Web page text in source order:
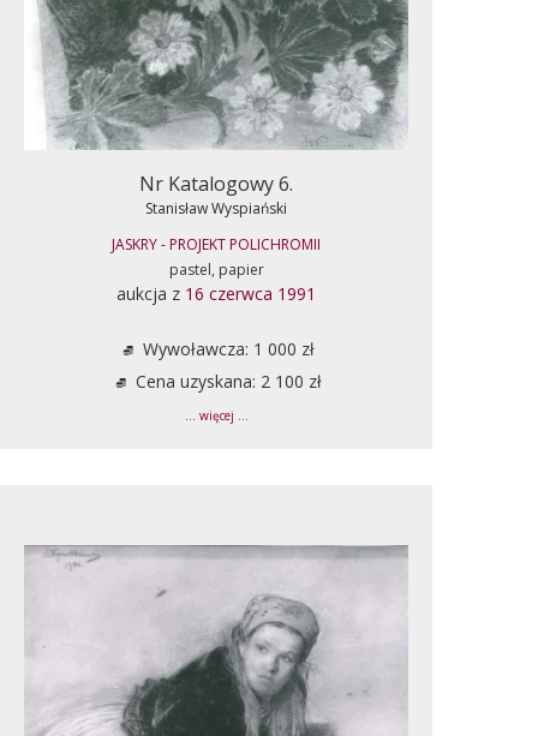
Nr Katalogowy 6.
Stanisław Wyspiański
JASKRY - PROJEKT POLICHROMII
pastel, papier
aukcja z 16 czerwca 1991
Wywoławcza: 1 000 zł
Cena uzyskana: 2 100 zł
... więcej ...